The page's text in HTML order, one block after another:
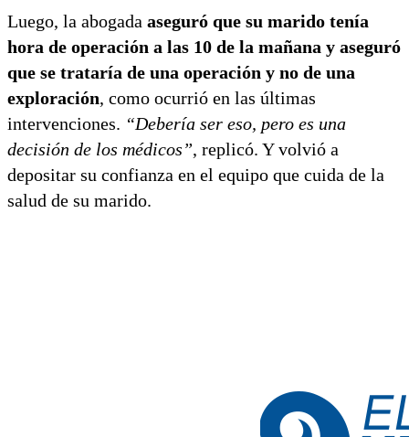
Luego, la abogada aseguró que su marido tenía
hora de operación a las 10 de la mañana y aseguró
que se trataría de una operación y no de una
exploración, como ocurrió en las últimas
intervenciones. “Debería ser eso, pero es una
decisión de los médicos”, replicó. Y volvió a
depositar su confianza en el equipo que cuida de la
salud de su marido.